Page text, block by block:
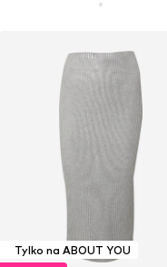
Tylko na ABOUT YOU